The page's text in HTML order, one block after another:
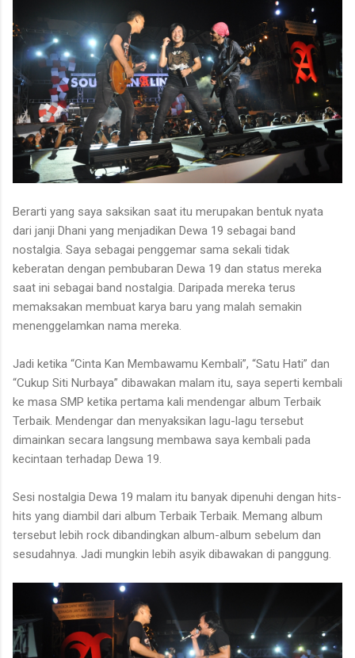
Berarti yang saya saksikan saat itu merupakan bentuk nyata
dari janji Dhani yang menjadikan Dewa 19 sebagai band
nostalgia. Saya sebagai penggemar sama sekali tidak
keberatan dengan pembubaran Dewa 19 dan status mereka
saat ini sebagai band nostalgia. Daripada mereka terus
memaksakan membuat karya baru yang malah semakin
menenggelamkan nama mereka.
Jadi ketika “Cinta Kan Membawamu Kembali”, “Satu Hati” dan
“Cukup Siti Nurbaya” dibawakan malam itu, saya seperti kembali
ke masa SMP ketika pertama kali mendengar album Terbaik
Terbaik. Mendengar dan menyaksikan lagu-lagu tersebut
dimainkan secara langsung membawa saya kembali pada
kecintaan terhadap Dewa 19.
Sesi nostalgia Dewa 19 malam itu banyak dipenuhi dengan hits-
hits yang diambil dari album Terbaik Terbaik. Memang album
tersebut lebih rock dibandingkan album-album sebelum dan
sesudahnya. Jadi mungkin lebih asyik dibawakan di panggung.